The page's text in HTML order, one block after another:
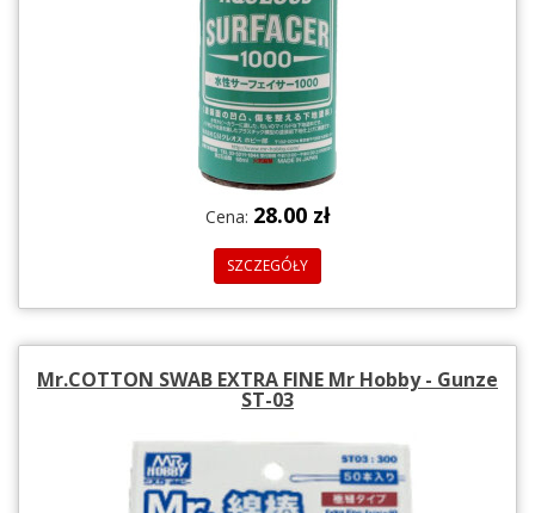
Cena: 28.00 zł
SZCZEGÓŁY
Mr.COTTON SWAB EXTRA FINE Mr Hobby - Gunze
ST-03